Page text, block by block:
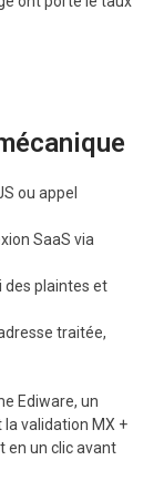
ou appel
SaaS via
des plaintes et
traitée,
Ediware, un
validation MX +
en un clic avant